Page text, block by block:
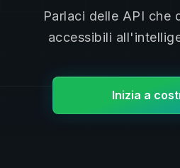
Parlaci delle API che
accessibili
Inizia a